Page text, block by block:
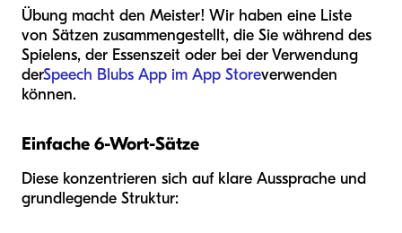
Übung macht den Meister! Wir haben eine Liste
von Sätzen zusammengestellt, die Sie während des
Spielens, der Essenszeit oder bei der Verwendung
derSpeech Blubs App im App Storeverwenden
können.
Einfache 6-Wort-Sätze
Diese konzentrieren sich auf klare Aussprache und
grundlegende Struktur: